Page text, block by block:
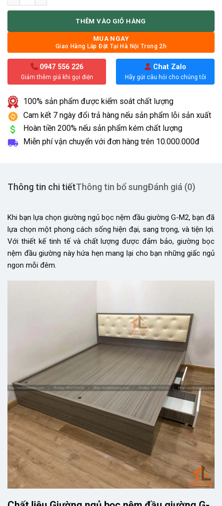
THÊM VÀO GIỎ HÀNG
MUA NGAY
Giao Hàng Lắp Đặt Tại Hà Nội Trong 2h
0947 556 226
Giảm thêm giá khi gọi điện
Chat Zalo
Hãy gửi câu hỏi cho chúng tôi
100% sản phẩm được kiểm soát chất lượng
Cam kết 7 ngày đổi trả hàng nếu sản phẩm lỗi sản xuất
Hoàn tiền 200% nếu sản phẩm kém chất lượng
Miễn phí vận chuyển với đơn hàng trên 10.000.000đ
Thông tin chi tiếtThông tin bổ sungĐánh giá (0)
Khi bạn lựa chọn giường ngủ bọc nệm đầu giường G-M2, bạn đã
lựa chọn một phong cách sống hiện đại, sang trọng, và tiện lợi.
Với thiết kế tinh tế và chất lượng được đảm bảo, giường bọc
nệm đầu giường này hứa hẹn mang lại cho bạn những giấc ngủ
ngon mỗi đêm.